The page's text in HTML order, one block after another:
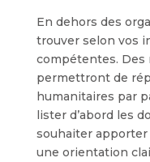
En dehors des
trouver selon vos
compétentes.
permettront de
humanitaires par
lister d’abord les
souhaiter apporter
une orientation